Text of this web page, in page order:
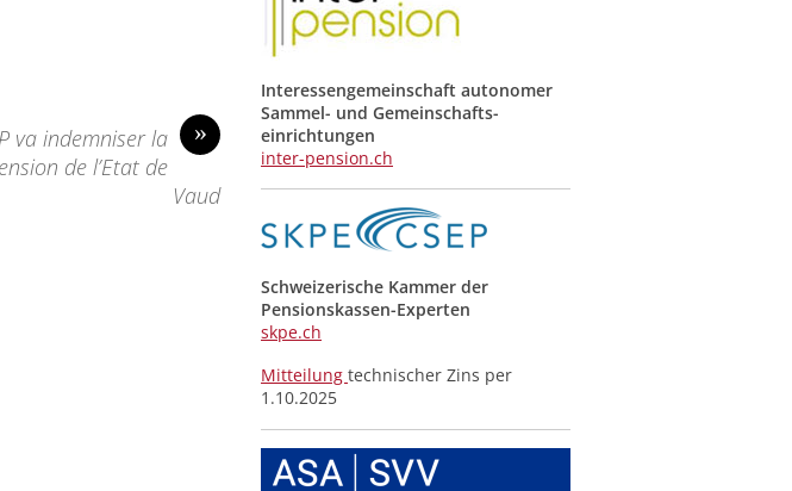
»
va indemniser la
de l’Etat de
Vaud
Interessengemeinschaft autonomer
Sammel- und Gemeinschafts­
einrichtungen
inter-pension.ch
Schweizerische Kammer der
Pensionskassen-Experten
skpe.ch
Mitteilung technischer Zins per
1.10.2025